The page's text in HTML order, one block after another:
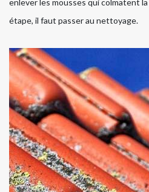
enlever les mousses qui colmatent la
étape, il faut passer au nettoyage.